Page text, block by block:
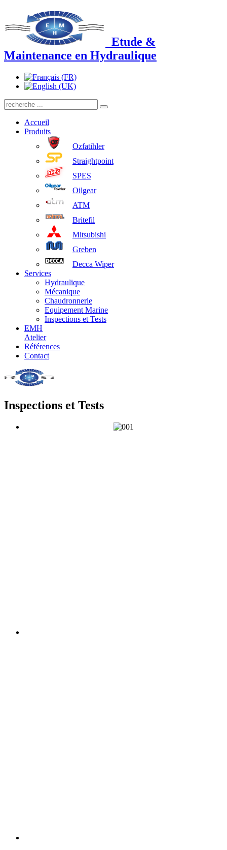
Etude &
Maintenance en Hydraulique
Accueil
Produits
Ozfatihler
Straightpoint
SPES
Oilgear
ATM
Britefil
Mitsubishi
Greben
Decca Wiper
Services
Hydraulique
Mécanique
Chaudronnerie
Equipement Marine
Inspections et Tests
EMH
Atelier
Références
Contact
Inspections et Tests